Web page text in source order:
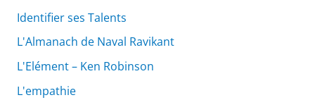
Identifier ses Talents
L'Almanach de Naval Ravikant
L'Elément – Ken Robinson
L'empathie